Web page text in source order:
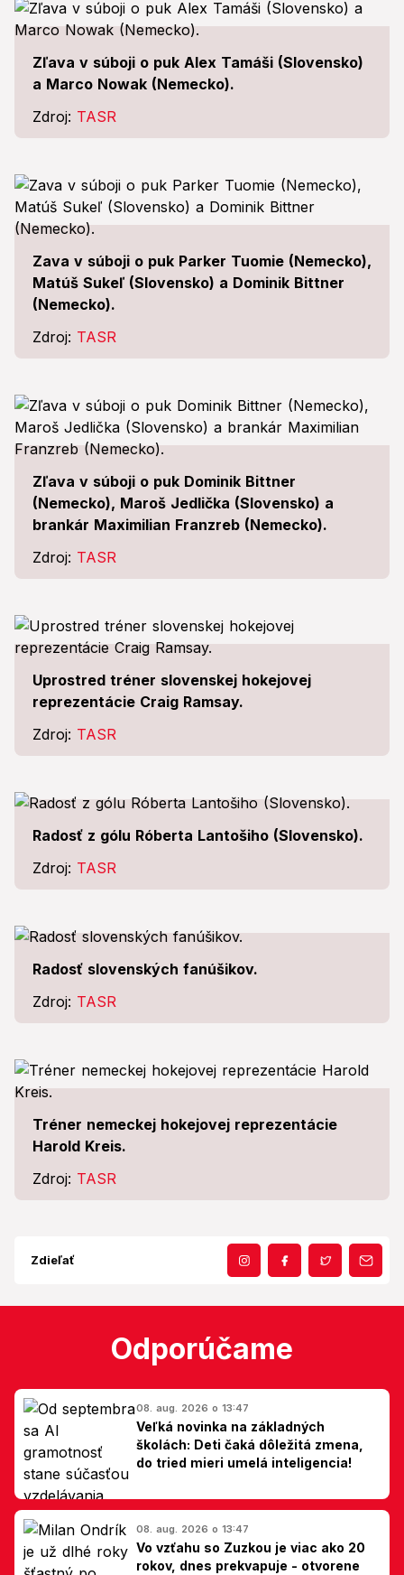
Zľava v súboji o puk Alex Tamáši (Slovensko)
a Marco Nowak (Nemecko).
Zdroj: TASR
Zava v súboji o puk Parker Tuomie (Nemecko),
Matúš Sukeľ (Slovensko) a Dominik Bittner
(Nemecko).
Zdroj: TASR
Zľava v súboji o puk Dominik Bittner
(Nemecko), Maroš Jedlička (Slovensko) a
brankár Maximilian Franzreb (Nemecko).
Zdroj: TASR
Uprostred tréner slovenskej hokejovej
reprezentácie Craig Ramsay.
Zdroj: TASR
Radosť z gólu Róberta Lantošiho (Slovensko).
Zdroj: TASR
Radosť slovenských fanúšikov.
Zdroj: TASR
Tréner nemeckej hokejovej reprezentácie
Harold Kreis.
Zdroj: TASR
Zdieľať
Odporúčame
08. aug. 2026 o 13:47
Veľká novinka na základných
školách: Deti čaká dôležitá zmena,
do tried mieri umelá inteligencia!
08. aug. 2026 o 13:47
Vo vzťahu so Zuzkou je viac ako 20
rokov, dnes prekvapuje - otvorene